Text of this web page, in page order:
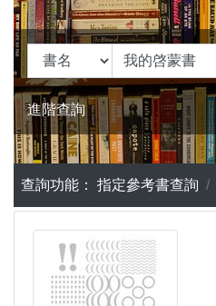
進階查詢
查詢功能： 指定參考書查詢